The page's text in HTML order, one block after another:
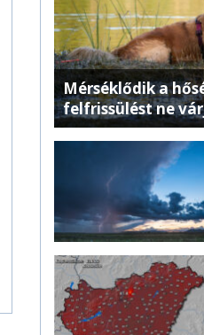
Mérséklődik a
felfrissülést ne